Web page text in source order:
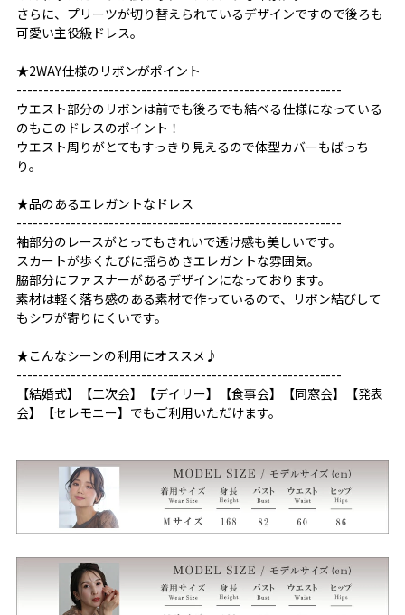
さらに、プリーツが切り替えられているデザインですので後ろも
可愛い主役級ドレス。
★2WAY仕様のリボンがポイント
------------------------------------------------------------
ウエスト部分のリボンは前でも後ろでも結べる仕様になっている
のもこのドレスのポイント！
ウエスト周りがとてもすっきり見えるので体型カバーもばっち
り。
★品のあるエレガントなドレス
------------------------------------------------------------
袖部分のレースがとってもきれいで透け感も美しいです。
スカートが歩くたびに揺らめきエレガントな雰囲気。
脇部分にファスナーがあるデザインになっております。
素材は軽く落ち感のある素材で作っているので、リボン結びして
もシワが寄りにくいです。
★こんなシーンの利用にオススメ♪
------------------------------------------------------------
【結婚式】【二次会】【デイリー】【食事会】【同窓会】【発表
会】【セレモニー】でもご利用いただけます。